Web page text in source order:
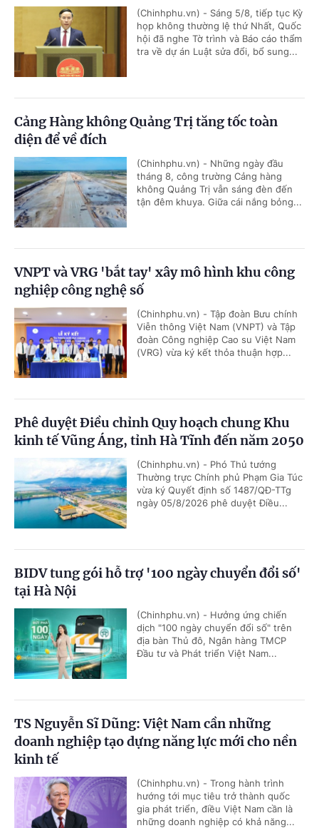
(Chinhphu.vn) - Sáng 5/8, tiếp tục Kỳ
họp không thường lệ thứ Nhất, Quốc
hội đã nghe Tờ trình và Báo cáo thẩm
tra về dự án Luật sửa đổi, bổ sung...
Cảng Hàng không Quảng Trị tăng tốc toàn
diện để về đích
(Chinhphu.vn) - Những ngày đầu
tháng 8, công trường Cảng hàng
không Quảng Trị vẫn sáng đèn đến
tận đêm khuya. Giữa cái nắng bỏng...
VNPT và VRG 'bắt tay' xây mô hình khu công
nghiệp công nghệ số
(Chinhphu.vn) - Tập đoàn Bưu chính
Viễn thông Việt Nam (VNPT) và Tập
đoàn Công nghiệp Cao su Việt Nam
(VRG) vừa ký kết thỏa thuận hợp...
Phê duyệt Điều chỉnh Quy hoạch chung Khu
kinh tế Vũng Áng, tỉnh Hà Tĩnh đến năm 2050
(Chinhphu.vn) - Phó Thủ tướng
Thường trực Chính phủ Phạm Gia Túc
vừa ký Quyết định số 1487/QĐ-TTg
ngày 05/8/2026 phê duyệt Điều...
BIDV tung gói hỗ trợ '100 ngày chuyển đổi số'
tại Hà Nội
(Chinhphu.vn) - Hưởng ứng chiến
dịch "100 ngày chuyển đổi số" trên
địa bàn Thủ đô, Ngân hàng TMCP
Đầu tư và Phát triển Việt Nam...
TS Nguyễn Sĩ Dũng: Việt Nam cần những
doanh nghiệp tạo dựng năng lực mới cho nền
kinh tế
(Chinhphu.vn) - Trong hành trình
hướng tới mục tiêu trở thành quốc
gia phát triển, điều Việt Nam cần là
những doanh nghiệp có khả năng...